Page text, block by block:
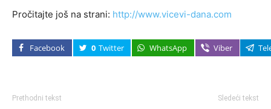
Pročitajte još na strani: http://www.vicevi-dana.com
Facebook 0 Twitter WhatsApp Viber
Prethodni tekst Sledeći tekst